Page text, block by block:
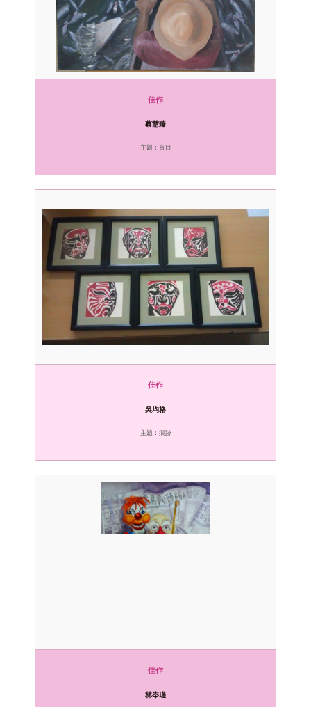
佳作
蔡慧臻
主題：盲目
佳作
吳均格
主題：痕跡
佳作
林岑瑾